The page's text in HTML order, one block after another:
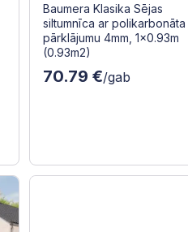
Baumera Klasika Sējas
siltumnīca ar polikarbonāta
pārklājumu 4mm, 1x0.93m
(0.93m2)
70.79 €/gab